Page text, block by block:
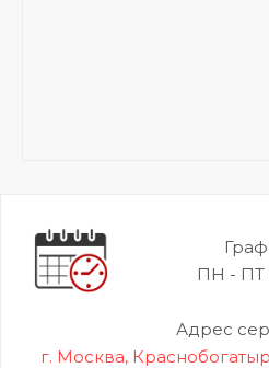
ПН - ПТ
Адрес
г. Москва,